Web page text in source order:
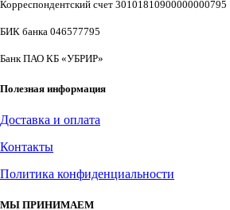
Корреспондентский счет 30101810900000000795
БИК банка 046577795
Банк ПАО КБ «УБРИР»
Полезная информация
Доставка и оплата
Контакты
Политика конфиденциальности
МЫ ПРИНИМАЕМ